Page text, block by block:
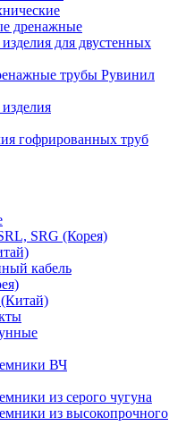
дренажные
для двустенных
трубы Рувинил
гофрированных труб
SRG (Корея)
кабель
ВЧ
из серого чугуна
из высокопрочного